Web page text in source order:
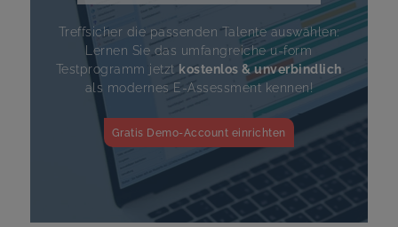
Treffsicher die passenden Talente auswählen:
Lernen Sie das umfangreicheu-form
Testprogramm jetzt kostenlos & unverbindlich
als modernes E-Assessment kennen!
Gratis Demo-Account einrichten